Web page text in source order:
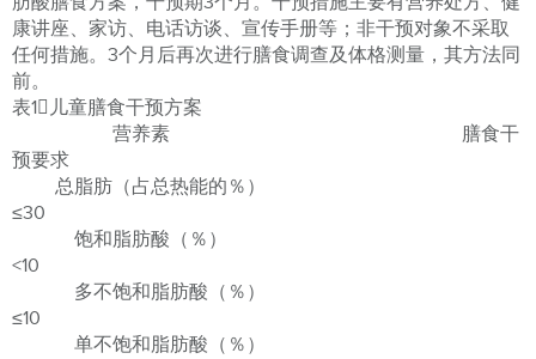
康讲座、家访、电话访谈、宣传手册等；非干预对象不采取
任何措施。3个月后再次进行膳食调查及体格测量，其方法同
前。
表1儿童膳食干预方案
营养素 膳食干
预要求
总脂肪（占总热能的％）
≤30
饱和脂肪酸（％）
<10
多不饱和脂肪酸（％）
≤10
单不饱和脂肪酸（％）